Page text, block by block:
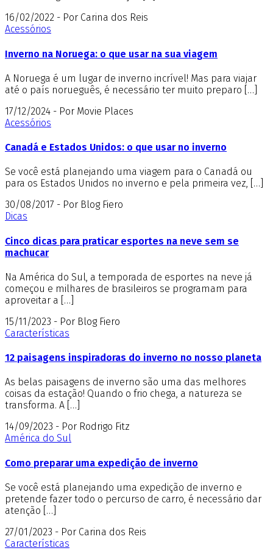
16/02/2022 - Por Carina dos Reis
Acessórios
Inverno na Noruega: o que usar na sua viagem
A Noruega é um lugar de inverno incrível! Mas para viajar
até o país norueguês, é necessário ter muito preparo […]
17/12/2024 - Por Movie Places
Acessórios
Canadá e Estados Unidos: o que usar no inverno
Se você está planejando uma viagem para o Canadá ou
para os Estados Unidos no inverno e pela primeira vez, […]
30/08/2017 - Por Blog Fiero
Dicas
Cinco dicas para praticar esportes na neve sem se
machucar
Na América do Sul, a temporada de esportes na neve já
começou e milhares de brasileiros se programam para
aproveitar a […]
15/11/2023 - Por Blog Fiero
Características
12 paisagens inspiradoras do inverno no nosso planeta
As belas paisagens de inverno são uma das melhores
coisas da estação! Quando o frio chega, a natureza se
transforma. A […]
14/09/2023 - Por Rodrigo Fitz
América do Sul
Como preparar uma expedição de inverno
Se você está planejando uma expedição de inverno e
pretende fazer todo o percurso de carro, é necessário dar
atenção […]
27/01/2023 - Por Carina dos Reis
Características